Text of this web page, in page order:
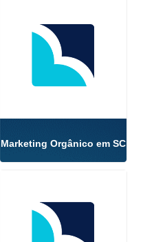
Marketing Orgânico em SC